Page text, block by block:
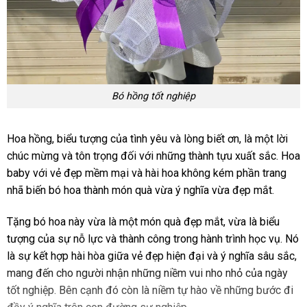
Bó hồng tốt nghiệp
Hoa hồng, biểu tượng của tình yêu và lòng biết ơn, là một lời
chúc mừng và tôn trọng đối với những thành tựu xuất sắc. Hoa
baby với vẻ đẹp mềm mại và hài hoa không kém phần trang
nhã biến bó hoa thành món quà vừa ý nghĩa vừa đẹp mắt.
Tặng bó hoa này vừa là một món quà đẹp mắt, vừa là biểu
tượng của sự nỗ lực và thành công trong hành trình học vụ. Nó
là sự kết hợp hài hòa giữa vẻ đẹp hiện đại và ý nghĩa sâu sắc,
mang đến cho người nhận những niềm vui nho nhỏ của ngày
tốt nghiệp. Bên cạnh đó còn là niềm tự hào về những bước đi